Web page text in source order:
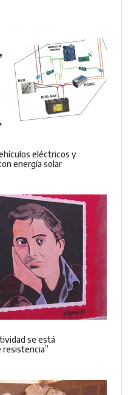
eléctricos y
energía solar
se está
resistencia”